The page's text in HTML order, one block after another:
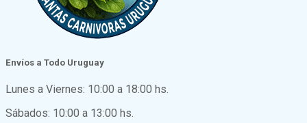
Envíos a Todo Uruguay
Lunes a Viernes: 10:00 a 18:00 hs.
Sábados: 10:00 a 13:00 hs.